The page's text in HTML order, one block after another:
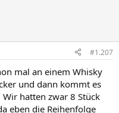
#1.207
mal an einem Whisky
und dann kommt es
hatten zwar 8 Stück
eben die Reihenfolge